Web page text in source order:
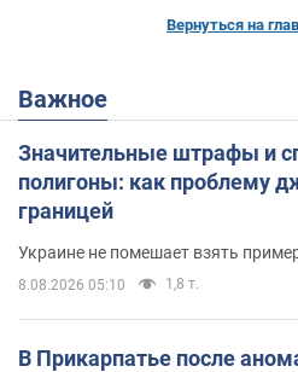
Вернуться на
Важное
Значительные штрафы и
полигоны: как проблему
границей
Украине не помешает взять
8.08.2026 05:10 1,8 т.
В Прикарпатье после